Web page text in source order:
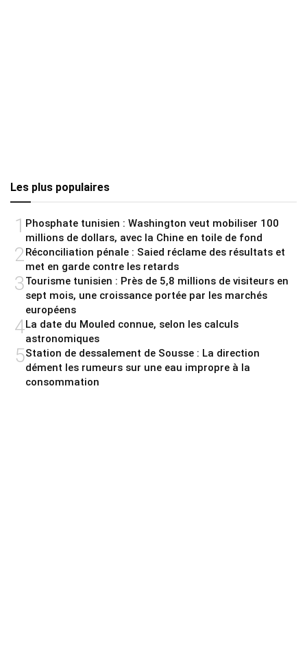
Les plus populaires
1 Phosphate tunisien : Washington veut mobiliser 100
millions de dollars, avec la Chine en toile de fond
2Réconciliation pénale : Saied réclame des résultats et
met en garde contre les retards
3Tourisme tunisien : Près de 5,8 millions de visiteurs en
sept mois, une croissance portée par les marchés
européens
4La date du Mouled connue, selon les calculs
astronomiques
5Station de dessalement de Sousse : La direction
dément les rumeurs sur une eau impropre à la
consommation